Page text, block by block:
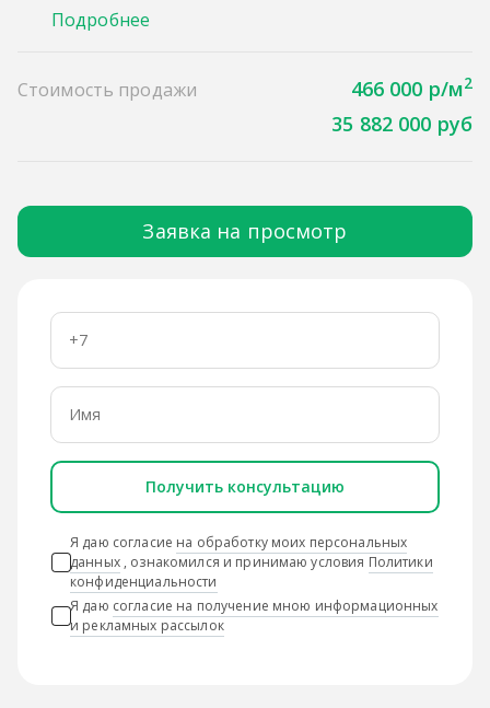
Подробнее
Стоимость продажи 466 000 р/м2
35 882 000 руб
Заявка на просмотр
Получить консультацию
Я даю согласие на обработку моих персональных
данных, ознакомился и принимаю условия Политики
конфиденциальности
Я даю согласие на получение мною информационных
и рекламных рассылок